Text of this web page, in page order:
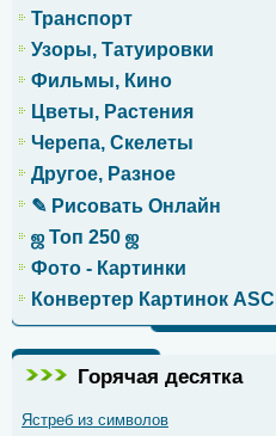
Транспорт
Узоры, Татуировки
Фильмы, Кино
Цветы, Растения
Черепа, Скелеты
Другое, Разное
✎ Рисовать Онлайн
ஜ Топ 250 ஜ
Фото - Картинки
Конвертер Картинок ASCII
Горячая десятка
Ястреб из символов